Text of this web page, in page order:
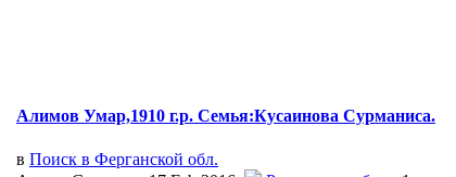
Алимов Умар,1910 г.р. Семья:Кусаинова Сурманиса.
в Поиск в Ферганской обл.